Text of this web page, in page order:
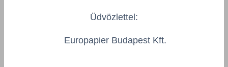
barack illat, 3 réteg, 115 lap - 2068
Üdvözlettel:
Europapier Budapest Kft.